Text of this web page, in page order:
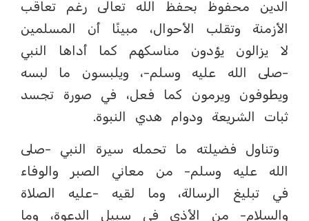
الدين محفوظ بحفظ الله تعالى رغم تعاقب
الأزمنة وتقلب الأحوال، مبينًا أن المسلمين
لا يزالون يؤدون مناسكهم كما أداها النبي
-صلى الله عليه وسلم-، ويلبسون ما لبسه
ويطوفون ويرمون كما فعل، في صورة تجسد
ثبات الشريعة ودوام هدي النبوة.
وتناول فضيلته ما تحمله سيرة النبي -صلى
الله عليه وسلم- من معاني الصبر والوفاء
في تبليغ الرسالة، وما لقيه -عليه الصلاة
والسلام- من الأذى في سبيل الدعوة، وما